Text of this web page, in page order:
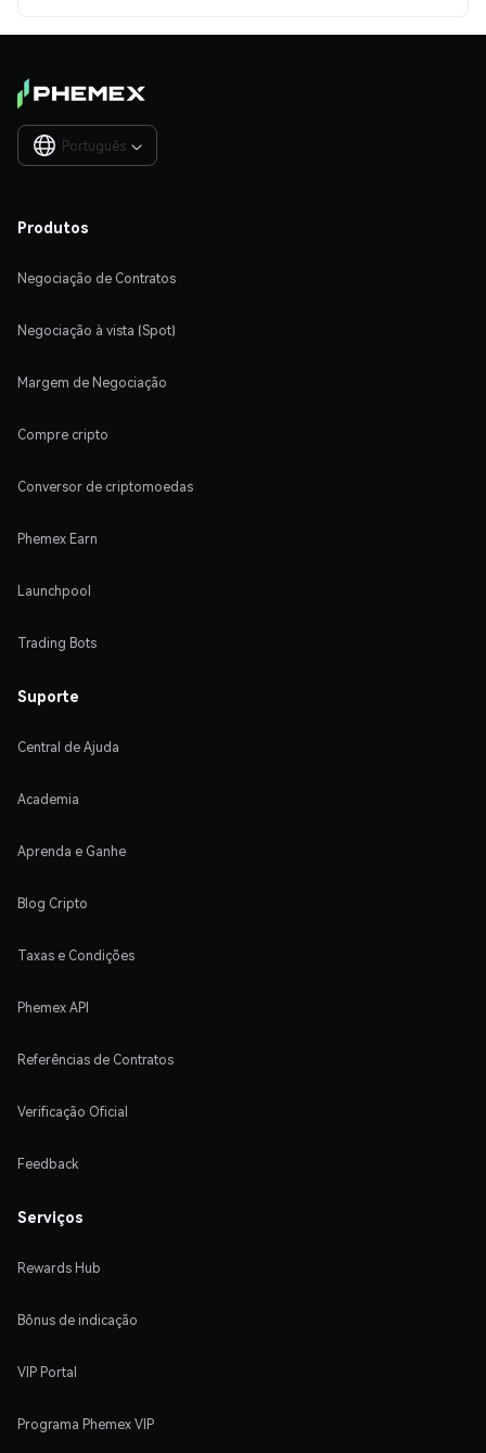
Português 
Produtos
Negociação de Contratos
Negociação à vista (Spot)
Margem de Negociação
Compre cripto
Conversor de criptomoedas
Phemex Earn
Launchpool
Trading Bots
Suporte
Central de Ajuda
Academia
Aprenda e Ganhe
Blog Cripto
Taxas e Condições
Phemex API
Referências de Contratos
Verificação Oficial
Feedback
Serviços
Rewards Hub
Bônus de indicação
VIP Portal
Programa Phemex VIP